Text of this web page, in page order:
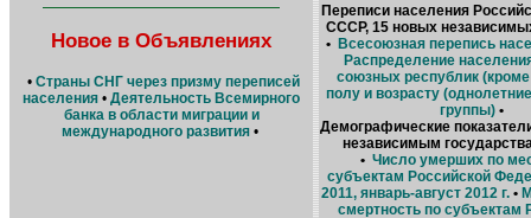
Новое в Объявлениях
• Страны СНГ через призму переписей
населения • Деятельность Всемирного
банка в области миграции и
международного развития•
Переписи населения
СССР, 15 новых
• Всесоюзная перепись
Распределение
союзных республик
полу и возрасту
группы)•
Демографические
независимым
• Число умерших по
субъектам Российской
2011, январь-август 2012 г.•
смертность по субъектам